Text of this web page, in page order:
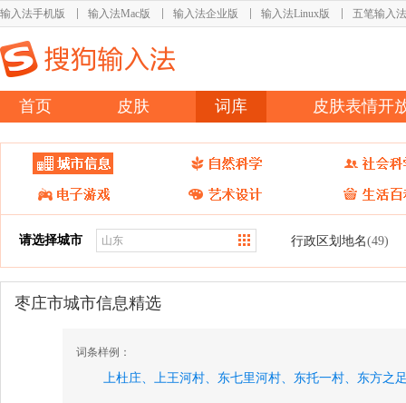
输入法手机版 输入法Mac版 输入法企业版 输入法Linux版 五笔输入法
首页 皮肤 词库 皮肤表情开
请选择城市 行政区划地名(49)
枣庄市城市信息精选
词条样例：
上杜庄、 上王河村、 东七里河村、 东托一村、 东方之